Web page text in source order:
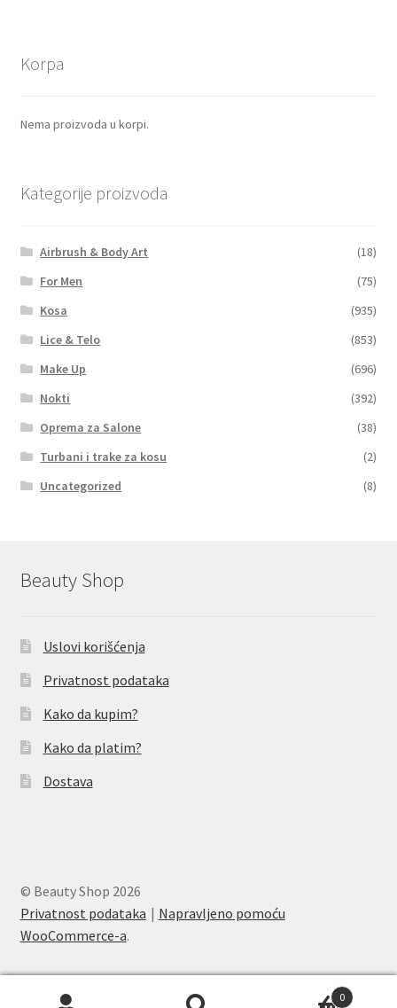
Korpa
Nema proizvoda u korpi.
Kategorije proizvoda
Airbrush & Body Art
(18)
For Men
(75)
Kosa
(935)
Lice & Telo
(853)
Make Up
(696)
Nokti
(392)
Oprema za Salone
(38)
Turbani i trake za kosu
(2)
Uncategorized
(8)
Beauty Shop
Uslovi korišćenja
Privatnost podataka
Kako da kupim?
Kako da platim?
Dostava
© Beauty Shop 2026
Privatnost podataka
Napravljeno pomoću
WooCommerce-a.
0